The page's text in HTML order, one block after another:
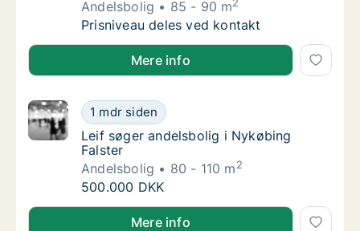
Andelsbolig
85 - 90 m
Jannie søger andelsbolig i Næstved
Prisniveau deles ved kontakt
Jannie søger andelsbolig i Næstved
Mere info
Leif søger andelsbolig i Nykøbing Falster
1 mdr siden
Leif søger andelsbolig i Nykøbing Falster
Leif søger andelsbolig i Nykøbing
Falster
Andelsbolig
80 - 110 m2
Leif søger andelsbolig i Nykøbing Falster
500.000 DKK
Leif søger andelsbolig i Nykøbing Falster
Mere info